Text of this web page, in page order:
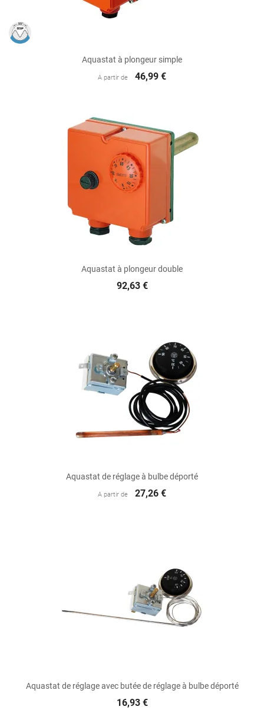
Aquastat à plongeur simple
A partir de 46,99 €
Aquastat à plongeur double
92,63 €
Aquastat de réglage à bulbe déporté
A partir de 27,26 €
Aquastat de réglage avec butée de réglage à bulbe déporté
16,93 €